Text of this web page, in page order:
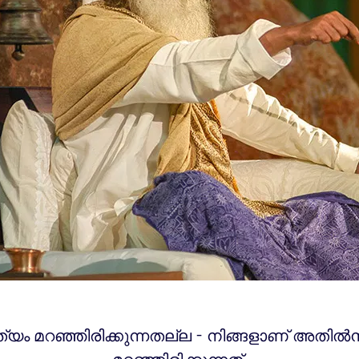
മറഞ്ഞിരിക്കുന്നതല്ല - നിങ്ങളാണ്